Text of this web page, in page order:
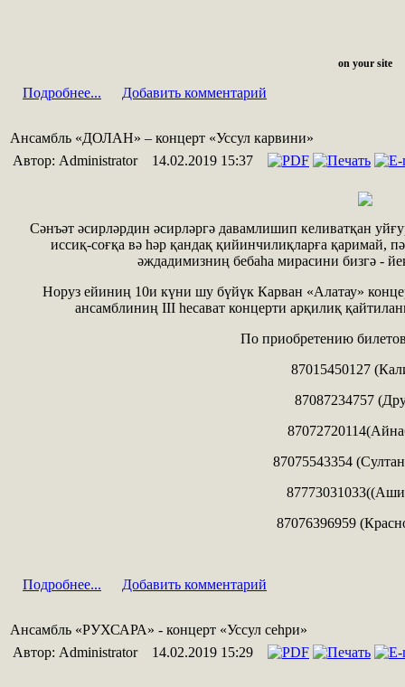
on your site
Подробнее... Добавить комментарий
Ансамбль «ДОЛАН» – концерт «Уссул карвини»
Автор: Administrator
14.02.2019 15:37
Сәнъәт әсирләрдин әсирләргә давамлишип келиватқан
иссиқ-соғқа вә һәр қандақ қийинчилиқларға қаримай,
әждадимизниң бебаһа мирасини бизгә -
Норуз ейиниң 10и күни шу бүйүк Карван «Алатау»
ансамблиниң III һесават концерти арқилиқ
По приобретению
87015450127
87087234757
87075543354
87076396959
Подробнее... Добавить комментарий
Ансамбль «РУХСАРА» - концерт «Уссул сеһри»
Автор: Administrator
14.02.2019 15:29